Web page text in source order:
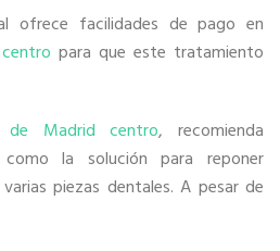
ofrece facilidades de pago en
para que este tratamiento
de Madrid centro, recomienda
la solución para reponer
piezas dentales. A pesar de